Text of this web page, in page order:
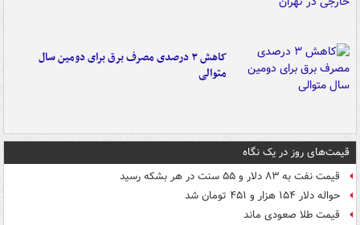
کاهش ۳ درصدی مصرف برق برای دومین سال
متوالی
قیمت‌های روز در یک نگاه
قیمت نفت به ۸۳ دلار و ۵۵ سنت در هر بشکه رسید
حواله دلار ۱۵۴ هزار و ۴۵۱ تومان شد
قیمت طلا صعودی ماند